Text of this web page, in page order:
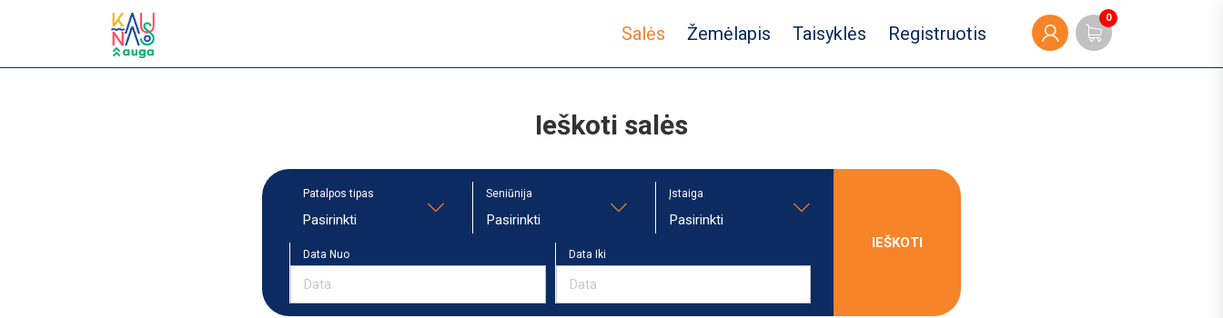
Ieškoti salės
Patalpos tipas
Pasirinkti
Seniūnija
Pasirinkti
Įstaiga
Pasirinkti
Data Nuo Data Iki
IEŠKOTI
0
Salės Žemėlapis Taisyklės Registruotis